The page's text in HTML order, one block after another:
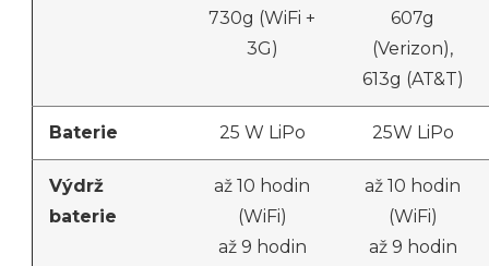
730g (WiFi +
3G)
607g
(Verizon),
613g (AT&T)
Baterie 25 W LiPo 25W LiPo
Výdrž
baterie
až 10 hodin
(WiFi)
až 9 hodin
až 10 hodin
(WiFi)
až 9 hodin